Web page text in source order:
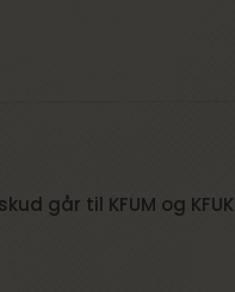
går til KFUM og KFUK